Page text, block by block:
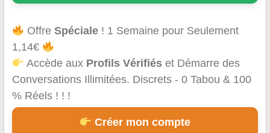
OffreSpéciale ! 1 Semaine pour Seulement
1,14€
Accède aux Profils Vérifiés et Démarre des
Conversations Illimitées. Discrets - 0 Tabou & 100
% Réels ! ! !
Créer mon compte